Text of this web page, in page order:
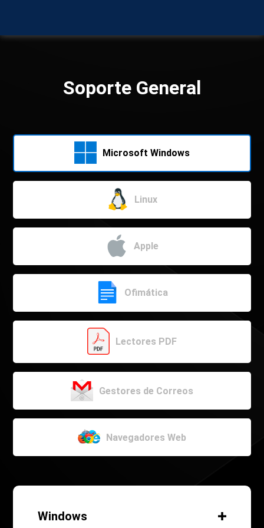
Soporte General
Microsoft Windows
Linux
Apple
Ofimática
Lectores PDF
Gestores de Correos
Navegadores Web
Windows